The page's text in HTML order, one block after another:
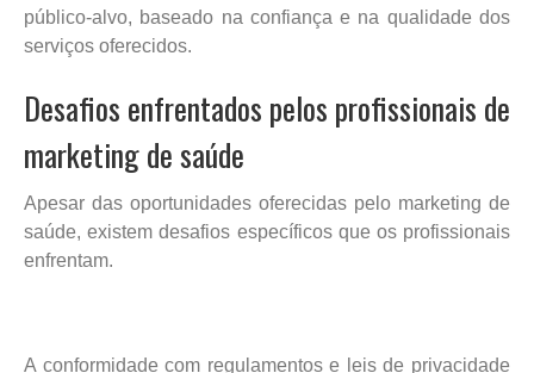
público-alvo, baseado na confiança e na qualidade dos
serviços oferecidos.
Desafios enfrentados pelos profissionais de
marketing de saúde
Apesar das oportunidades oferecidas pelo marketing de
saúde, existem desafios específicos que os profissionais
enfrentam.
A conformidade com regulamentos e leis de privacidade